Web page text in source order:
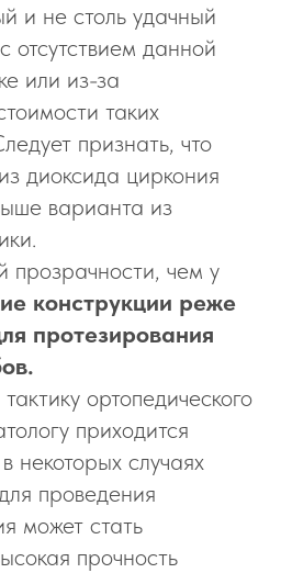
и не столь удачный
отсутствием данной
или из-за
таких
признать, что
диоксида циркония
варианта из
прозрачности, чем у
конструкции реже
протезирования
ортопедического
приходится
некоторых случаях
проведения
может стать
прочность